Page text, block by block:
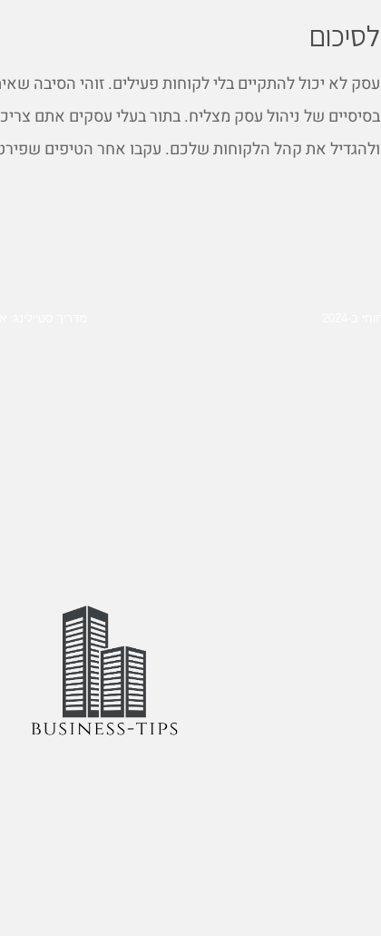
לסיכום
עסק לא יכול להתקיים בלי לקוחות פעילים. זוהי הסיבה
בסיסיים של ניהול עסק מצליח. בתור בעלי עסקים אתם
ולהגדיל את קהל הלקוחות שלכם. עקבו אחר הטיפים